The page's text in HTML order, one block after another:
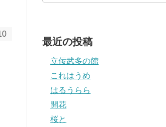
最近の投稿
立佞武多の館
これはうめ
はるうらら
開花
桜と